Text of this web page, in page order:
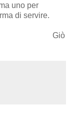
uno per
di servire.
Giò